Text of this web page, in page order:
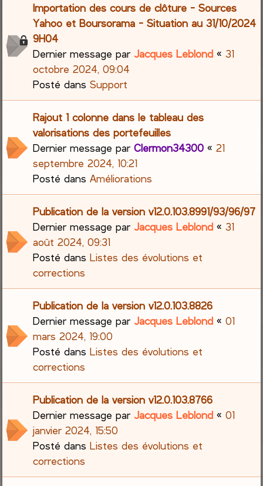
Importation des cours de clôture - Sources
Yahoo et Boursorama - Situation au 31/10/2024
9H04
Dernier message parJacques Leblond «31
octobre 2024, 09:04
Posté dansSupport
Rajout 1 colonne dans le tableau des
valorisations des portefeuilles
Dernier message parClermon34300 «21
septembre 2024, 10:21
Posté dansAméliorations
Publication de la version v12.0.103.8991/93/96/97
Dernier message parJacques Leblond «31
août 2024, 09:31
Posté dansListes des évolutions et
corrections
Publication de la version v12.0.103.8826
Dernier message parJacques Leblond «01
mars 2024, 19:00
Posté dansListes des évolutions et
corrections
Publication de la version v12.0.103.8766
Dernier message parJacques Leblond «01
janvier 2024, 15:50
Posté dansListes des évolutions et
corrections